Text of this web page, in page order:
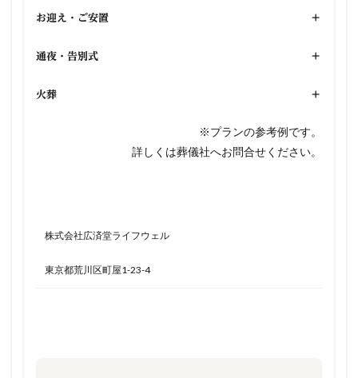
お迎え・ご安置 +
通夜・告別式 +
火葬 +
※プランの参考例です。
詳しくは葬儀社へお問合せください。
株式会社広済堂ライフウェル
東京都荒川区町屋1-23-4